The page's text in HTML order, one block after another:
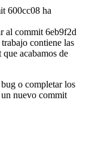
600cc08 ha
al commit 6eb9f2d
contiene las
acabamos de
o completar los
nuevo commit